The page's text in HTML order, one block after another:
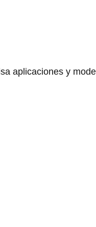
aplicaciones y